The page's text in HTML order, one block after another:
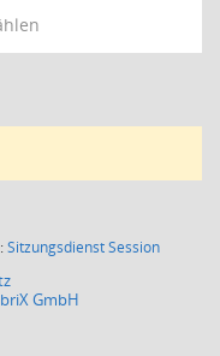
SitzungsdienstSession(Wird in
GmbH